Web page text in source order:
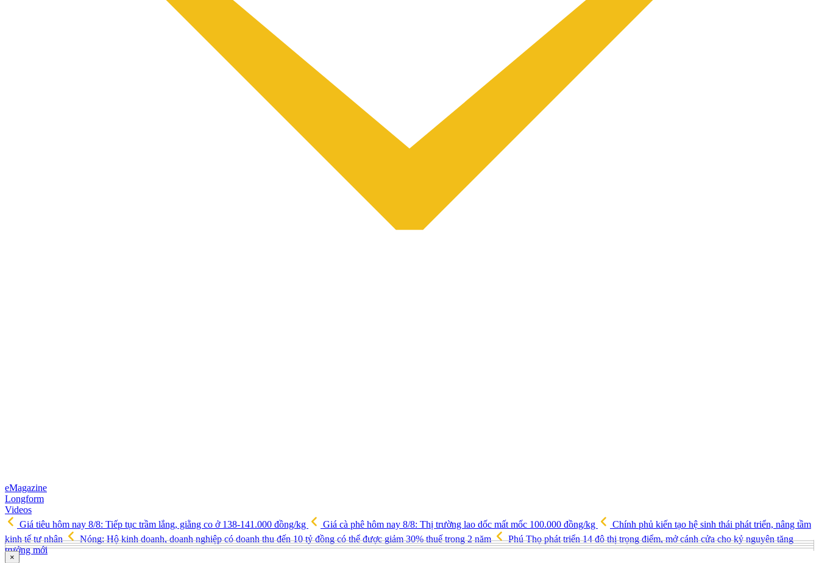
eMagazine
Longform
Videos
Giá tiêu hôm nay 8/8: Tiếp tục trầm lắng, giằng co ở 138-141.000 đồng/kg
Giá cà phê hôm nay 8/8: Thị trường lao dốc mất mốc 100.000 đồng/kg
Chính phủ kiến tạo hệ sinh thái phát triển, nâng tầm
kinh tế tư nhân
Nóng: Hộ kinh doanh, doanh nghiệp có doanh thu đến 10 tỷ đồng có thể được giảm 30% thuế trong 2 năm
Phú Thọ phát triển 14 đô thị trọng điểm, mở cánh cửa cho kỷ nguyên tăng
trưởng mới
×